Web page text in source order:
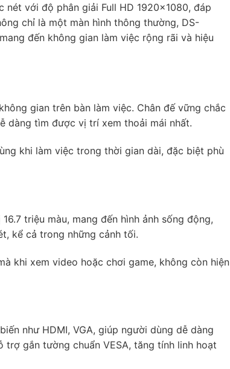
nét với độ phân giải Full HD 1920×1080, đáp
chỉ là một màn hình thông thường, DS-
đến không gian làm việc rộng rãi và hiệu
gian trên bàn làm việc. Chân đế vững chắc
dàng tìm được vị trí xem thoải mái nhất.
khi làm việc trong thời gian dài, đặc biệt phù
triệu màu, mang đến hình ảnh sống động,
kể cả trong những cảnh tối.
khi xem video hoặc chơi game, không còn hiện
như HDMI, VGA, giúp người dùng dễ dàng
gắn tường chuẩn VESA, tăng tính linh hoạt